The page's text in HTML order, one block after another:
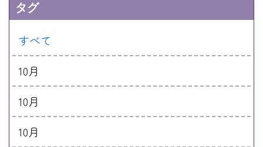
タグ
すべて
10月
10月
10月